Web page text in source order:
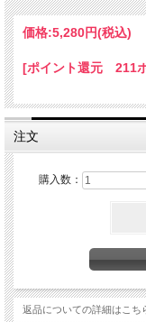
参考地図（パリ／ヨーロッ
第1章 パリ同時多発テロ
1 「世紀のテロ」に関する
2 11月13日に起きたこと
4 テロリスト唯一の生存
5 テロの歴史的背景
第2章 テロのさまざまな予
1 シャルリ・エブド襲撃
2 ユダヤ系食品スーパー
3 クアシ兄弟とクリバリ
5 シリアを目指す若者た
6 『シャルリ・エブド』
価格:5,280円(税込)
[ポイント還元 211
注文
購入数：
返品についての詳細はこち